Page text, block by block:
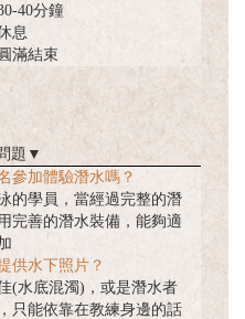
40分鐘
息
滿結束
題 ▼
參加體驗潛水嗎？
的學員，當經過完整的潛
完善的潛水裝備，能夠適
供水下照片？
(水底混濁)，或是潛水者
只能依靠在教練身邊的話